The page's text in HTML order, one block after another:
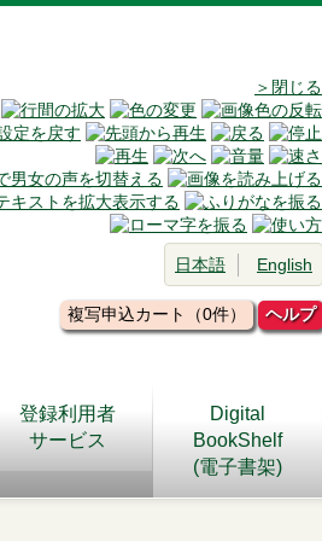
＞閉じる
日本語 English
複写申込カート（0件） ヘルプ
登録利用者
サービス
Digital
BookShelf
(電子書架)